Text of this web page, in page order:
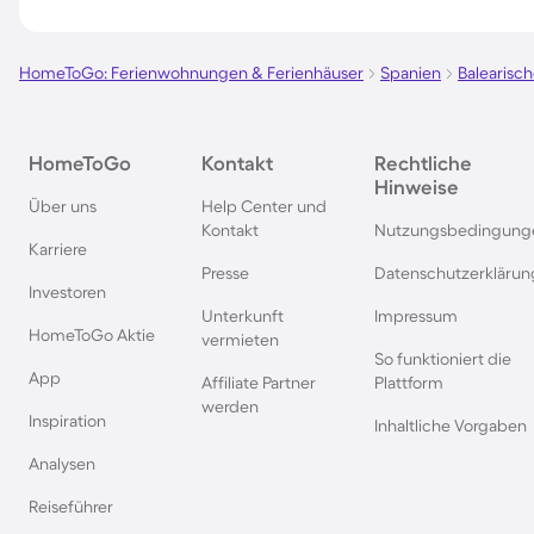
Agriturismi auf Sizilien Agriturismi in Istrien
Agriturismi in Bozen Agriturismi in
Agriturismi in Malcesine Agriturismi in Caorle
Agriturismi in der Provence
Agriturismi in Apulien
Agriturismi am Iseosee
HomeToGo: Ferienwohnungen & Ferienhäuser Spanien
HomeToGo
Über uns
Karriere
Investoren
HomeToGo Aktie
App
Inspiration
Analysen
Reiseführer
Kontakt
Help Center und
Kontakt
Presse
Unterkunft
vermieten
Affiliate Partner
werden
Rechtliche
Hinweise
Impressum
So funktioniert die
Plattform
Inhaltliche Vorgaben